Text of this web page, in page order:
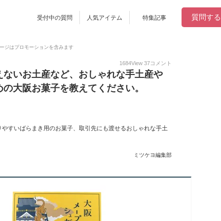
受付中の質問 人気アイテム 特集記事 質問する
ジはプロモーションを含みます
1684View 37コメント
いお土産など、おしゃれな手土産や
大阪お菓子を教えてください。
すいばらまき用のお菓子、取引先にも渡せるおしゃれな手土
ミツケヨ編集部